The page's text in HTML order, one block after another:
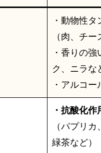
・動物性
（肉、チ
・香りの
ク、ニラな
・アルコー
・抗酸化
（パプリ
緑茶など）